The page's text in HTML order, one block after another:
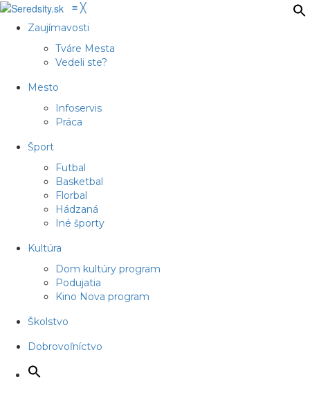
≡ ╳
Zaujímavosti
Tváre Mesta
Vedeli ste?
Mesto
Infoservis
Práca
Šport
Futbal
Basketbal
Florbal
Hádzaná
Iné športy
Kultúra
Dom kultúry program
Podujatia
Kino Nova program
Školstvo
Dobrovoľníctvo